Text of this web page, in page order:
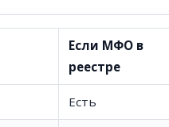
Если МФО в
реестре
Есть